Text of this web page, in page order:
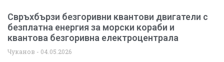
Свръхбързи безгоривни квантови двигатели с
безплатна енергия за морски кораби и
квантова безгоривна електроцентрала
Чуканов 04.05.2026